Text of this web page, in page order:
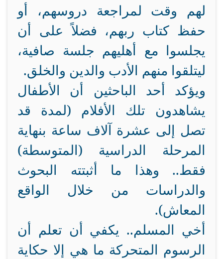
لهم وقت لمراجعة دروسهم، أو
حفظ كتاب ربهم، فضلاً على أن
يجلسوا مع أهليهم جلسة صافية،
ليتلقوا منهم الأدب والدين والخلق.
ويؤكد أحد الباحثين أن الأطفال
يشاهدون تلك الأفلام (لمدة قد
تصل إلى عشرة آلاف ساعة بنهاية
المرحلة الدراسية (المتوسطة)
فقط.. وهذا ما أثبتته البحوث
والدراسات من خلال الواقع
المعاش).
أخي المسلم.. يكفي أن تعلم أن
الرسوم المتحركة ما هي إلا حكاية